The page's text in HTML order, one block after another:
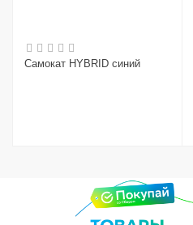
Самокат HYBRID синий